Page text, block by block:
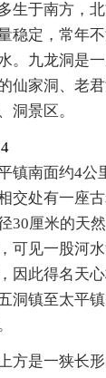
生于南方，
稳定，常年
。九龙洞是
仙家洞、老
洞景区。
镇南面约4公
交处有一座
30厘米的天
可见一股河
因此得名天
洞镇至太平
方是一狭长